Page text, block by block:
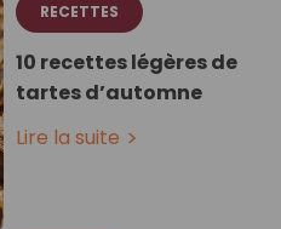
RECETTES
10 recettes légères de
tartes d’automne
Lire la suite